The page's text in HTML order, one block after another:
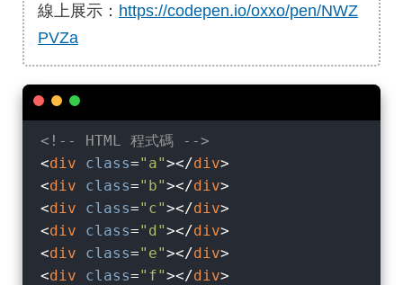
線上展示： https://codepen.io/oxxo/pen/NWZ
PVZa
<!-- HTML 程式碼 -->
<div class="a"></div>
<div class="b"></div>
<div class="c"></div>
<div class="d"></div>
<div class="e"></div>
<div class="f"></div>